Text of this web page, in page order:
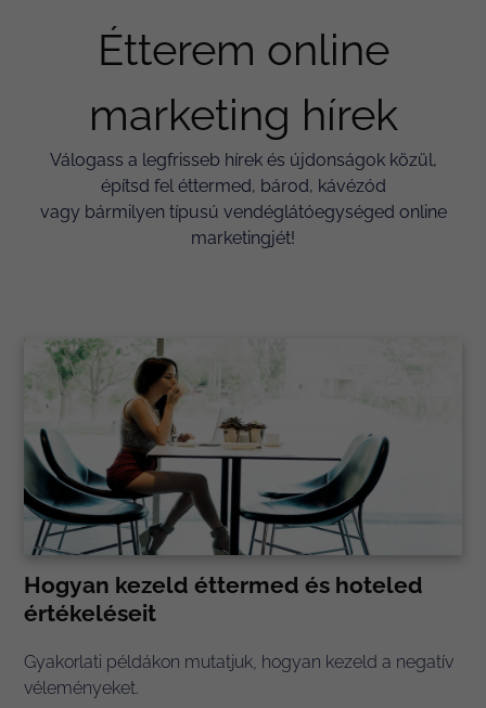
Étterem online
marketing hírek
Válogass a legfrisseb hírek és újdonságok közül,
építsd fel éttermed, bárod, kávézód
vagy bármilyen típusú vendéglátóegységed online
marketingjét!
Hogyan kezeld éttermed és hoteled
értékeléseit
Gyakorlati példákon mutatjuk, hogyan kezeld a negatív
véleményeket.